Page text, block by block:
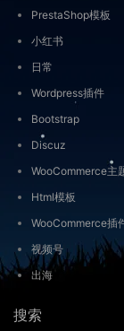
PrestaShop模板
小红书
日常
Wordpress插件
Bootstrap
Discuz
WooCommerce主
Html模板
WooCommerce插
视频号
出海
搜索